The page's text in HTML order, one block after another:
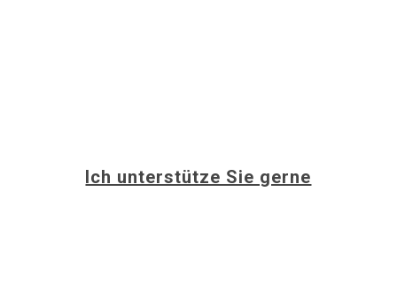
Ich unterstütze Sie gerne